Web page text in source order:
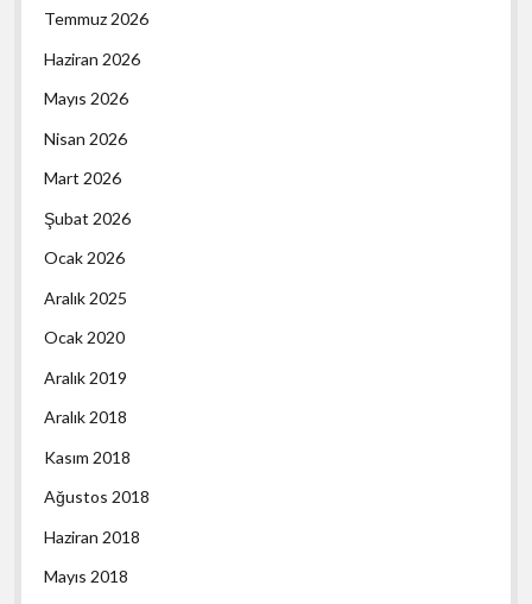
Temmuz 2026
Haziran 2026
Mayıs 2026
Nisan 2026
Mart 2026
Şubat 2026
Ocak 2026
Aralık 2025
Ocak 2020
Aralık 2019
Aralık 2018
Kasım 2018
Ağustos 2018
Haziran 2018
Mayıs 2018